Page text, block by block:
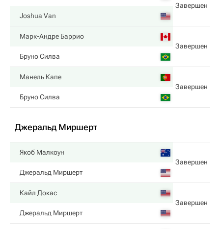
Завершен
Joshua Van
Марк-Андре Баррио
Завершен
Бруно Силва
Манель Капе
Завершен
Бруно Силва
Джеральд Миршерт
Якоб Малкоун
Завершен
Джеральд Миршерт
Кайл Докас
Завершен
Джеральд Миршерт